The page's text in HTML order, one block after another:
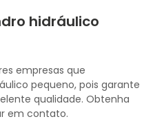
hidráulico
empresas que
pequeno, pois garante
qualidade. Obtenha
em contato.